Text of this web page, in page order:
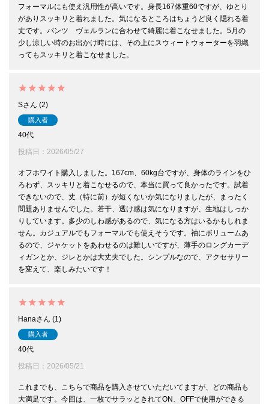
フォーマルにも使え汎用性が高いです。身長167体重60ですが、ゆとり
がありスッキリと着れました。気になるところはちょうど良く隠れる着
丈です。パンツ　ヴェルランに合わせて綺麗に着こなせました。5月の
少し涼しい時のお出かけ時には、その上にスウィートウォーターを羽織
ってもスッキリと着こなせました。
S 2
購入者
40代
投稿日
2026/05/27
オフホワイト購入しました。167cm、60kg台ですが、身体のラインをひ
ろわず、スッキリと着こなせるので、本当に買って良かったです。試着
できないので、丈（特に前）が短くないか気になりましたが、まったく
問題ありませんでした。若干、透け感は気になりますが、生地はしっか
りしています。多少のしわ感があるので、気になる方はいるかもしれま
せん。カジュアルでもフォーマルでも使えそうです。袖にボリュームあ
るので、ジャケットをあわせるのは難しいですが、薄手のロングカーデ
ィガンとか、ジレとかは大丈夫でした。シンプルなので、アクセサリー
を変えて、楽しみたいです！
Hana 1
購入者
40代
投稿日
2026/05/21
これまでも、こちらで商品を購入させていただいてますが、どの商品も
大満足です。今回は、一枚でサラッときれてON、OFFで使用ができる